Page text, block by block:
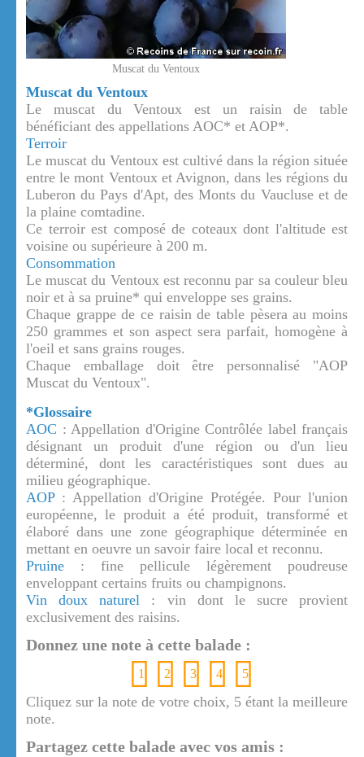
Muscat du Ventoux
Muscat du Ventoux
Le muscat du Ventoux est un raisin de table
bénéficiant des appellations AOC* et AOP*.
Terroir
Le muscat du Ventoux est cultivé dans la région située
entre le mont Ventoux et Avignon, dans les régions du
Luberon du Pays d'Apt, des Monts du Vaucluse et de
la plaine comtadine.
Ce terroir est composé de coteaux dont l'altitude est
voisine ou supérieure à 200 m.
Consommation
Le muscat du Ventoux est reconnu par sa couleur bleu
noir et à sa pruine* qui enveloppe ses grains.
Chaque grappe de ce raisin de table pèsera au moins
250 grammes et son aspect sera parfait, homogène à
l'oeil et sans grains rouges.
Chaque emballage doit être personnalisé "AOP
Muscat du Ventoux".
*Glossaire
AOC : Appellation d'Origine Contrôlée label français
désignant un produit d'une région ou d'un lieu
déterminé, dont les caractéristiques sont dues au
milieu géographique.
AOP: Appellation d'Origine Protégée. Pour l'union
européenne, le produit a été produit, transformé et
élaboré dans une zone géographique déterminée en
mettant en oeuvre un savoir faire local et reconnu.
Pruine : fine pellicule légèrement poudreuse
enveloppant certains fruits ou champignons.
Vin doux naturel : vin dont le sucre provient
exclusivement des raisins.
Donnez une note à cette balade :
1 2 3 4 5
Cliquez sur la note de votre choix, 5 étant la meilleure
note.
Partagez cette balade avec vos amis :